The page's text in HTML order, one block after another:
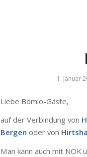
1. Januar
Liebe Bömlo-Gäste,
auf der Verbindung von
Bergen oder von
Man kann auch mit NOK